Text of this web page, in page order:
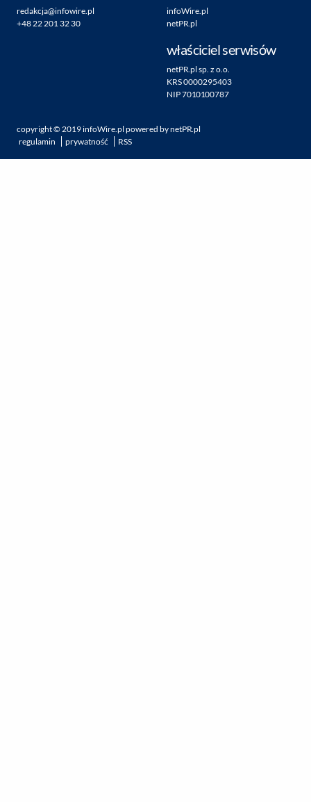
redakcja@infowire.pl
+48 22 201 32 30
infoWire.pl
netPR.pl
właściciel serwisów
netPR.pl sp. z o.o.
KRS 0000295403
NIP 7010100787
copyright © 2019infoWire.pl powered bynetPR.pl
regulamin
prywatność RSS